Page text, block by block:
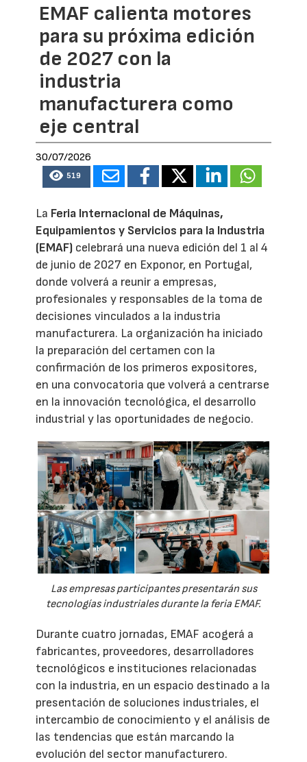
EMAF calienta motores
para su próxima edición
de 2027 con la
industria
manufacturera como
eje central
30/07/2026
519
La Feria Internacional de Máquinas,
Equipamientos y Servicios para la Industria
(EMAF) celebrará una nueva edición del 1 al 4
de junio de 2027 en Exponor, en Portugal,
donde volverá a reunir a empresas,
profesionales y responsables de la toma de
decisiones vinculados a la industria
manufacturera. La organización ha iniciado
la preparación del certamen con la
confirmación de los primeros expositores,
en una convocatoria que volverá a centrarse
en la innovación tecnológica, el desarrollo
industrial y las oportunidades de negocio.
Las empresas participantes presentarán sus
tecnologías industriales durante la feria EMAF.
Durante cuatro jornadas, EMAF acogerá a
fabricantes, proveedores, desarrolladores
tecnológicos e instituciones relacionadas
con la industria, en un espacio destinado a la
presentación de soluciones industriales, el
intercambio de conocimiento y el análisis de
las tendencias que están marcando la
evolución del sector manufacturero.